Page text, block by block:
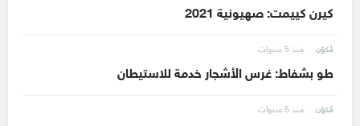
كيرن كييمت: صهيونية 2021
مُكوّن منذ 5 سنوات
طو بشفاط: غرس الأشجار خدمة للاستيطان
مُكوّن منذ 5 سنوات